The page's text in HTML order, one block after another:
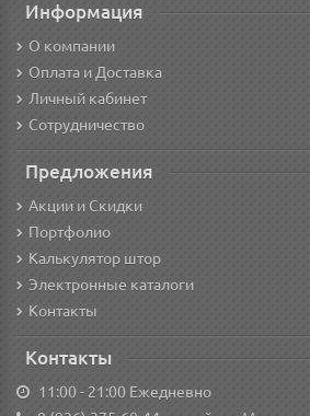
Информация
О компании
Оплата и Доставка
Личный кабинет
Сотрудничество
Предложения
Акции и Скидки
Портфолио
Калькулятор штор
Электронные каталоги
Контакты
Контакты
11:00 - 21:00 Ежедневно